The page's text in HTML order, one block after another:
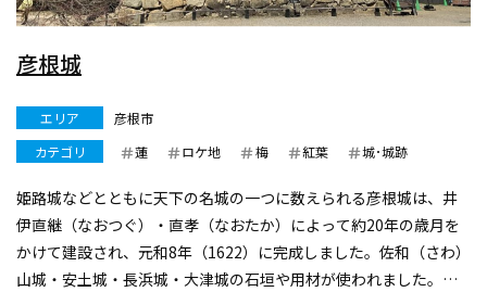
彦根城
エリア
彦根市
カテゴリ
蓮 ロケ地 梅 紅葉 城･城跡
姫路城などとともに天下の名城の一つに数えられる彦根城は、井
伊直継（なおつぐ）・直孝（なおたか）によって約20年の歳月を
かけて建設され、元和8年（1622）に完成しました。佐和（さわ）
山城・安土城・長浜城・大津城の石垣や用材が使われました。月